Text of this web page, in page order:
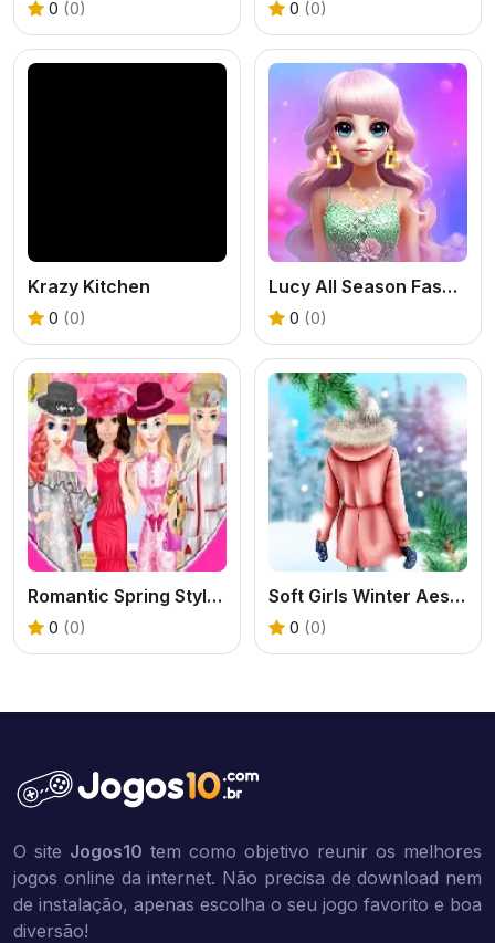
0 (0) 0 (0)
Krazy Kitchen
0 (0)
Lucy All Season Fashioninsta
0 (0)
Romantic Spring Style Design
0 (0)
Soft Girls Winter Aesthetics
0 (0)
O site Jogos10 tem como objetivo reunir os melhores
jogos online da internet. Não precisa de download nem
de instalação, apenas escolha o seu jogo favorito e boa
diversão!